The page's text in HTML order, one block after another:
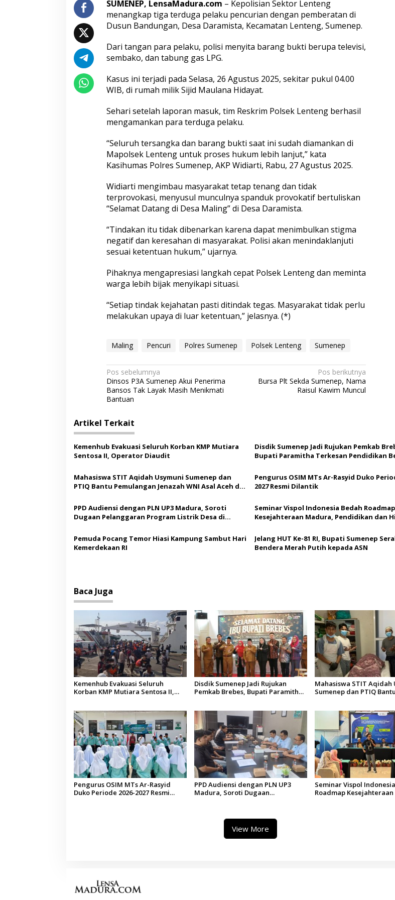
l
i
s
SUMENEP, LensaMadura.com – Kepolisian Sektor Lenteng
menangkap tiga terduga pelaku pencurian dengan pemberatan di
Dusun Bandungan, Desa Daramista, Kecamatan Lenteng, Sumenep.
Dari tangan para pelaku, polisi menyita barang bukti berupa televisi,
sembako, dan tabung gas LPG.
Kasus ini terjadi pada Selasa, 26 Agustus 2025, sekitar pukul 04.00
WIB, di rumah milik Sijid Maulana Hidayat.
Sehari setelah laporan masuk, tim Reskrim Polsek Lenteng berhasil
mengamankan para terduga pelaku.
“Seluruh tersangka dan barang bukti saat ini sudah diamankan di
Mapolsek Lenteng untuk proses hukum lebih lanjut,” kata
Kasihumas Polres Sumenep, AKP Widiarti, Rabu, 27 Agustus 2025.
Widiarti mengimbau masyarakat tetap tenang dan tidak
terprovokasi, menyusul munculnya spanduk provokatif bertuliskan
“Selamat Datang di Desa Maling” di Desa Daramista.
“Tindakan itu tidak dibenarkan karena dapat menimbulkan stigma
negatif dan keresahan di masyarakat. Polisi akan menindaklanjuti
sesuai ketentuan hukum,” ujarnya.
Pihaknya mengapresiasi langkah cepat Polsek Lenteng dan meminta
warga lebih bijak menyikapi situasi.
“Setiap tindak kejahatan pasti ditindak tegas. Masyarakat tidak perlu
melakukan upaya di luar ketentuan,” jelasnya. (*)
Maling Pencuri Polres Sumenep Polsek Lenteng Sumenep
N
a
v
i
g
a
s
i
p
s
Pos sebelumnya
Dinsos P3A Sumenep Akui Penerima
Bansos Tak Layak Masih Menikmati
Bantuan
Pos berikutnya
Bursa Plt Sekda Sumenep, Nama
Raisul Kawim Muncul
Artikel Terkait
Kemenhub Evakuasi Seluruh Korban KMP Mutiara
Sentosa II, Operator Diaudit
Disdik Sumenep Jadi Rujukan Pemkab
Bupati Paramitha Terkesan Pendidikan
Mahasiswa STIT Aqidah Usymuni Sumenep dan
PTIQ Bantu Pemulangan Jenazah WNI Asal Aceh di
Pengurus OSIM MTs Ar-Rasyid Duko
2027 Resmi Dilantik
PPD Audiensi dengan PLN UP3 Madura, Soroti
Dugaan Pelanggaran Program Listrik Desa di
Seminar Vispol Indonesia Bedah Roadmap
Kesejahteraan Madura, Pendidikan dan
Pemuda Pocang Temor Hiasi Kampung Sambut Hari
Kemerdekaan RI
Jelang HUT Ke-81 RI, Bupati Sumenep
Bendera Merah Putih kepada ASN
Baca Juga
Kemenhub Evakuasi Seluruh
Korban KMP Mutiara Sentosa II,
Disdik Sumenep Jadi Rujukan
Pemkab Brebes, Bupati Paramitha
Mahasiswa STIT Aqidah
Sumenep dan PTIQ Bantu
Pengurus OSIM MTs Ar-Rasyid
Duko Periode 2026-2027 Resmi
PPD Audiensi dengan PLN UP3
Madura, Soroti Dugaan
Seminar Vispol
Roadmap
View More